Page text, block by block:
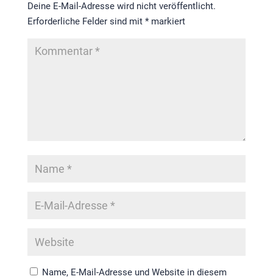
Deine E-Mail-Adresse wird nicht veröffentlicht.
Erforderliche Felder sind mit *markiert
Name, E-Mail-Adresse und Website in diesem